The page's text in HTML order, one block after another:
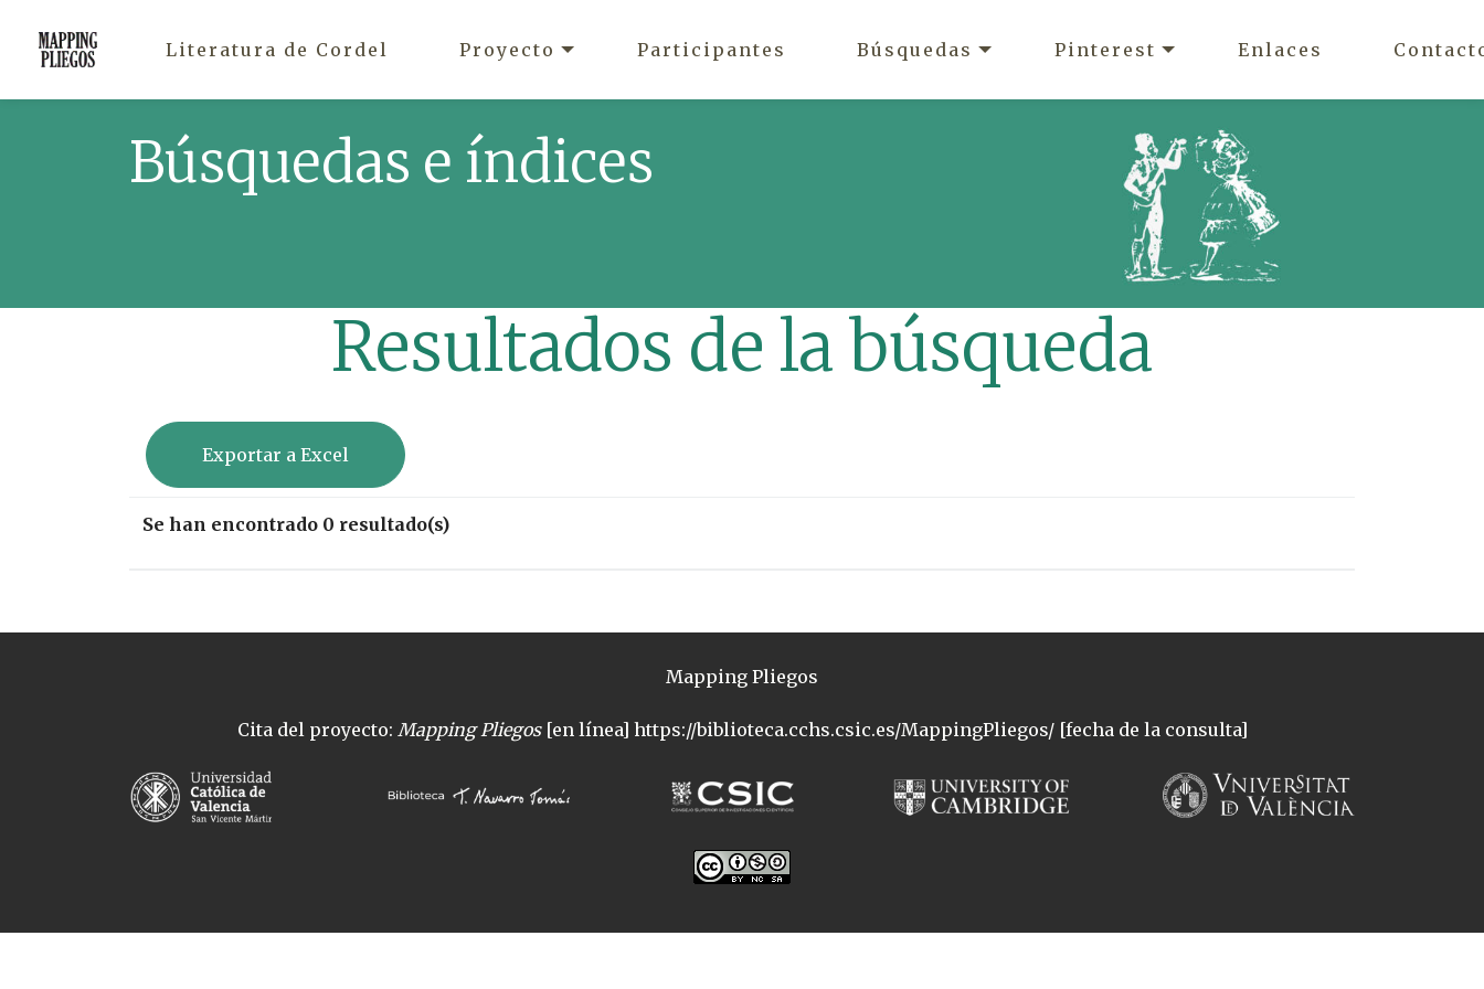
Literatura de Cordel Proyecto Participantes Búsquedas Pinterest Enlaces
Búsquedas e índices
Resultados de la búsqueda
Exportar a Excel
Se han encontrado 0 resultado(s)
Mapping Pliegos
Cita del proyecto: Mapping Pliegos[en línea] https://biblioteca.cchs.csic.es/MappingPliegos/ [fecha de la consulta]